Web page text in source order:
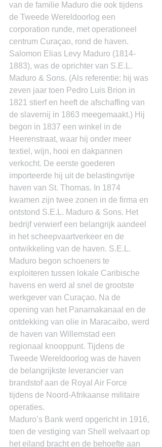
van de familie Maduro die ook tijdens
de Tweede Wereldoorlog een
corporation runde, met operationeel
centrum Curaçao, rond de haven.
Salomon Elias Levy Maduro (1814-
1883), was de oprichter van S.E.L.
Maduro & Sons. (Als referentie: hij was
zeven jaar toen Pedro Luis Brion in
1821 stierf en heeft de afschaffing van
de slavernij in 1863 meegemaakt.) Hij
begon in 1837 een winkel in de
Heerenstraat, waar hij onder meer
textiel, wijn, hooi en dakpannen
verkocht. De eerste goederen
importeerde hij uit de belastingvrije
haven van St. Thomas. In 1874
kwamen zijn twee zonen in de firma en
ontstond S.E.L. Maduro & Sons. Het
bedrijf verwierf een belangrijk aandeel
in het scheepvaartverkeer en de
ontwikkeling van de haven. S.E.L.
Maduro begon schoeners te
exploiteren tussen lokale Caribische
havens en werd al snel de grootste
werkgever van Curaçao. Na de
opening van het Panamakanaal en de
ontdekking van olie in Maracaibo, werd
de haven van Willemstad een
regionaal knooppunt. Tijdens de
Tweede Wereldoorlog was de haven
de belangrijkste leverancier van
brandstof aan de Royal Air Force
tijdens de Noord-Afrikaanse militaire
operaties.
Maduro’s Bank werd opgericht in 1916,
toen de vestiging van Shell welvaart op
het eiland bracht en de behoefte aan